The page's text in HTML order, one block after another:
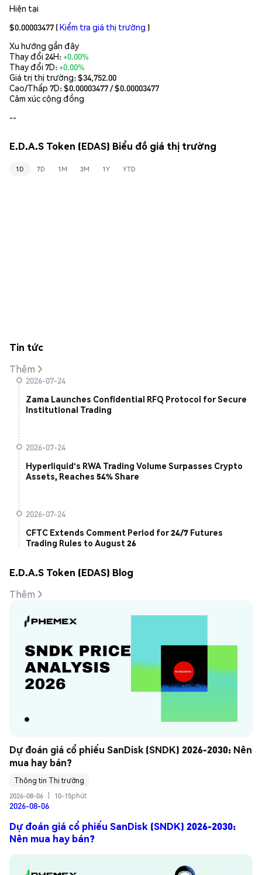
Hiện tại
$0.00003477 (Kiểm tra giá thị trường )
Xu hướng gần đây
Thay đổi 24H:+0.00%
Thay đổi 7D:+0.00%
Giá trị thị trường:$34,752.00
Cao/Thấp 7D: $0.00003477/ $0.00003477
Cảm xúc cộng đồng
--
E.D.A.S Token (EDAS) Biểu đồ giá thị trường
1D 7D 1M 3M 1Y YTD
Tin tức
Thêm
2026-07-24
Zama Launches Confidential RFQ Protocol for Secure
Institutional Trading
2026-07-24
Hyperliquid's RWA Trading Volume Surpasses Crypto
Assets, Reaches 54% Share
2026-07-24
CFTC Extends Comment Period for 24/7 Futures
Trading Rules to August 26
E.D.A.S Token (EDAS) Blog
Thêm
Dự đoán giá cổ phiếu SanDisk (SNDK) 2026-2030: Nên
mua hay bán?
Thông tin Thị trường
2026-08-06
10-15phút
2026-08-06
Dự đoán giá cổ phiếu SanDisk (SNDK) 2026-2030:
Nên mua hay bán?